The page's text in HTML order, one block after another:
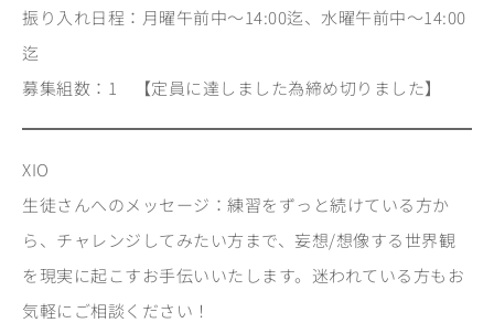
振り入れ日程：月曜午前中～14:00迄、水曜午前中～14:00
迄
募集組数：1 【定員に達しました為締め切りました】
XIO
生徒さんへのメッセージ：練習をずっと続けている方か
ら、チャレンジしてみたい方まで、妄想/想像する世界観
を現実に起こすお手伝いいたします。迷われている方もお
気軽にご相談ください！